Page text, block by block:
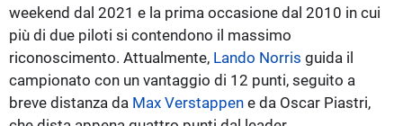
weekend dal 2021 e la prima occasione dal 2010 in cui
più di due piloti si contendono il massimo
riconoscimento. Attualmente, Lando Norris guida il
campionato con un vantaggio di 12 punti, seguito a
breve distanza da Max Verstappen e da Oscar Piastri,